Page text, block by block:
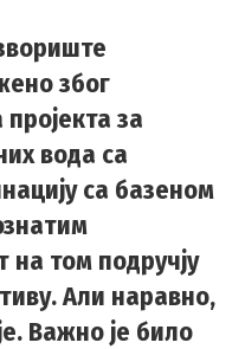
због
за
вода са
са базеном
том подручју
Али наравно,
Важно је било